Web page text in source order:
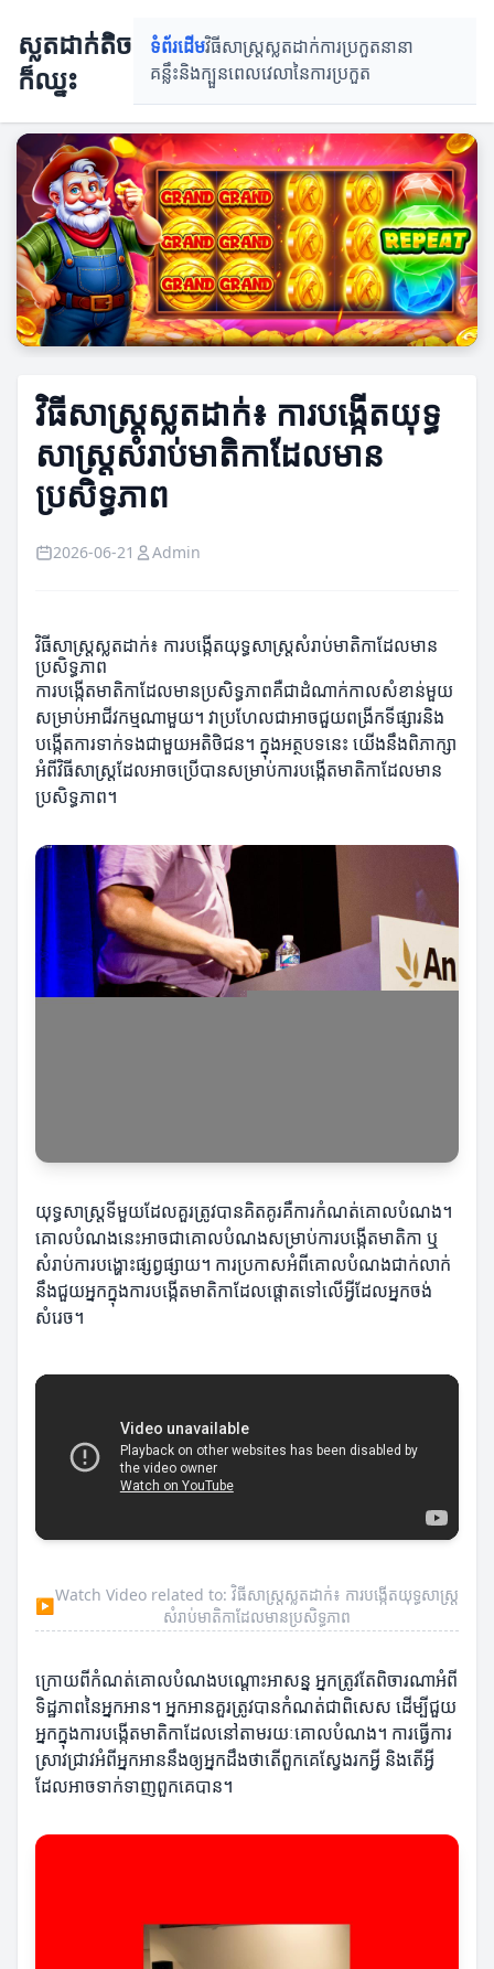
ស្លតដាក់តិច
ក៏ឈ្នះ
ទំព័រដើមវិធីសាស្រ្តស្លតដាក់ការប្រកួតនានា
គន្លឹះនិងក្បួនពេលវេលានៃការប្រកួត
វិធីសាស្រ្តស្លតដាក់៖ ការបង្កើតយុទ្ធ
សាស្ត្រសំរាប់មាតិកាដែលមាន
ប្រសិទ្ធភាព
2026-06-21 Admin
វិធីសាស្រ្តស្លតដាក់៖ ការបង្កើតយុទ្ធសាស្ត្រសំរាប់មាតិកាដែលមាន
ប្រសិទ្ធភាព
ការបង្កើតមាតិកាដែលមានប្រសិទ្ធភាពគឺជាដំណាក់កាលសំខាន់មួយ
សម្រាប់អាជីវកម្មណាមួយ។ វាប្រហែលជាអាចជួយពង្រីកទីផ្សារនិង
បង្កើតការទាក់ទងជាមួយអតិថិជន។ ក្នុងអត្ថបទនេះ យើងនឹងពិភាក្សា
អំពីវិធីសាស្ត្រដែលអាចប្រើបានសម្រាប់ការបង្កើតមាតិកាដែលមាន
ប្រសិទ្ធភាព។
យុទ្ធសាស្ត្រទីមួយដែលគួរត្រូវបានគិតគូរគឺការកំណត់គោលបំណង។
គោលបំណងនេះអាចជាគោលបំណងសម្រាប់ការបង្កើតមាតិកា ឬ
សំរាប់ការបង្ហោះផ្សព្វផ្សាយ។ ការប្រកាសអំពីគោលបំណងជាក់លាក់
នឹងជួយអ្នកក្នុងការបង្កើតមាតិកាដែលផ្តោតទៅលើអ្វីដែលអ្នកចង់
សំរេច។
▶
Watch Video related to: វិធីសាស្រ្តស្លតដាក់៖ ការបង្កើតយុទ្ធសាស្ត្រ
សំរាប់មាតិកាដែលមានប្រសិទ្ធភាព
ក្រោយពីកំណត់គោលបំណងបណ្តោះអាសន្ន អ្នកត្រូវតែពិចារណាអំពី
ទិដ្ឋភាពនៃអ្នកអាន។ អ្នកអានគួរត្រូវបានកំណត់ជាពិសេស ដើម្បីជួយ
អ្នកក្នុងការបង្កើតមាតិកាដែលនៅតាមរយៈគោលបំណង។ ការធ្វើការ
ស្រាវជ្រាវអំពីអ្នកអាននឹងឲ្យអ្នកដឹងថាតើពួកគេស្វែងរកអ្វី និងតើអ្វី
ដែលអាចទាក់ទាញពួកគេបាន។